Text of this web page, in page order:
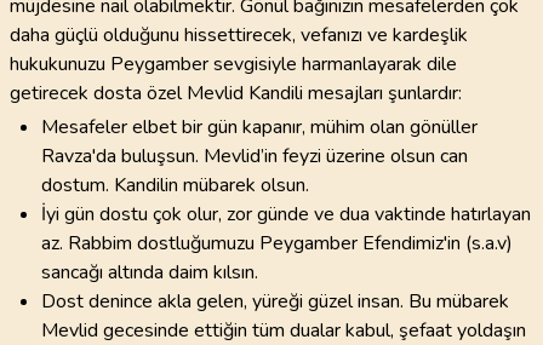
müjdesine nail olabilmektir. Gönül bağınızın mesafelerden çok
daha güçlü olduğunu hissettirecek, vefanızı ve kardeşlik
hukukunuzu Peygamber sevgisiyle harmanlayarak dile
getirecek dosta özel Mevlid Kandili mesajları şunlardır:
Mesafeler elbet bir gün kapanır, mühim olan gönüller
Ravza'da buluşsun. Mevlid’in feyzi üzerine olsun can
dostum. Kandilin mübarek olsun.
İyi gün dostu çok olur, zor günde ve dua vaktinde hatırlayan
az. Rabbim dostluğumuzu Peygamber Efendimiz'in (s.a.v)
sancağı altında daim kılsın.
Dost denince akla gelen, yüreği güzel insan. Bu mübarek
Mevlid gecesinde ettiğin tüm dualar kabul, şefaat yoldaşın